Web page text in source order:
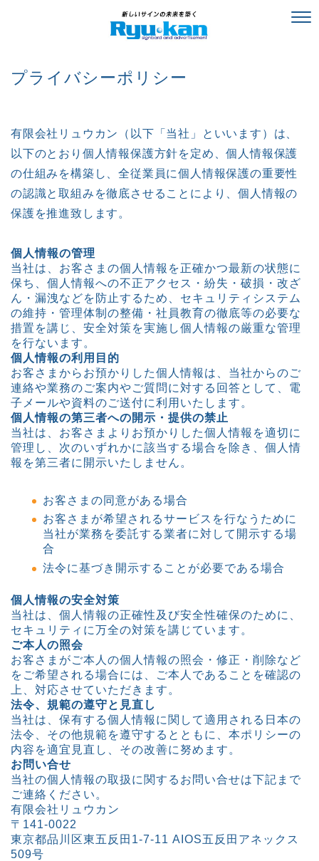
プライバシーポリシー
有限会社リュウカン
（以下「当社」といいます）は、
以下のとおり個人情報保護方針を定め、個人情報保護
の仕組みを構築し、全従業員に個人情報保護の重要性
の認識と取組みを徹底させることにより、個人情報の
保護を推進致します。
個人情報の管理
当社は、お客さまの個人情報を正確かつ最新の状態に
保ち、個人情報への不正アクセス・紛失・破損・改ざ
ん・漏洩などを防止するため、セキュリティシステム
の維持・管理体制の整備・社員教育の徹底等の必要な
措置を講じ、安全対策を実施し個人情報の厳重な管理
を行ないます。
個人情報の利用目的
お客さまからお預かりした個人情報は、当社からのご
連絡や業務のご案内やご質問に対する回答として、電
子メールや資料のご送付に利用いたします。
個人情報の第三者への開示・提供の禁止
当社は、お客さまよりお預かりした個人情報を適切に
管理し、次のいずれかに該当する場合を除き、個人情
報を第三者に開示いたしません。
お客さまの同意がある場合
お客さまが希望されるサービスを行なうために
当社が業務を委託する業者に対して開示する場
合
法令に基づき開示することが必要である場合
個人情報の安全対策
当社は、個人情報の正確性及び安全性確保のために、
セキュリティに万全の対策を講じています。
ご本人の照会
お客さまがご本人の個人情報の照会・修正・削除など
をご希望される場合には、ご本人であることを確認の
上、対応させていただきます。
法令、規範の遵守と見直し
当社は、保有する個人情報に関して適用される日本の
法令、その他規範を遵守するとともに、本ポリシーの
内容を適宜見直し、その改善に努めます。
お問い合せ
当社の個人情報の取扱に関するお問い合せは下記まで
ご連絡ください。
有限会社リュウカン
〒141-0022
東京都品川区東五反田1-7-11 AIOS五反田アネックス
509号